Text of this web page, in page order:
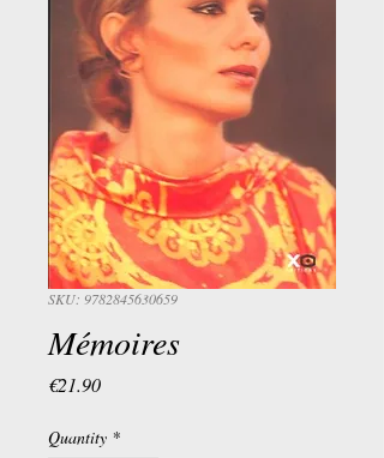
SKU: 9782845630659
Mémoires
€21.90Price
Quantity *